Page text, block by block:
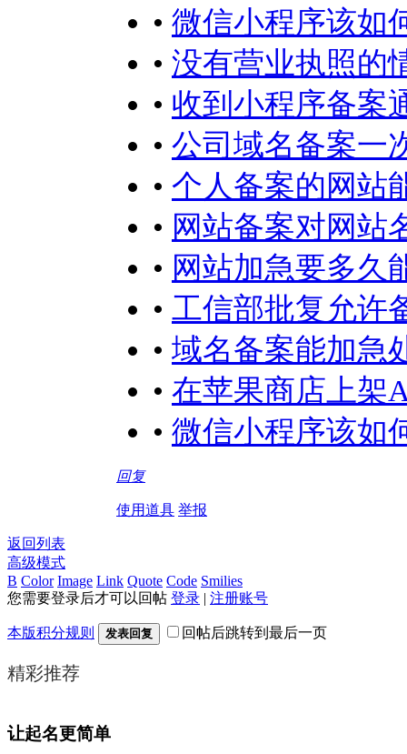
• 微信小程序该如
• 没有营业执照的
• 收到小程序备案
• 公司域名备案一
• 个人备案的网站
• 网站备案对网站
• 网站加急要多久
• 工信部批复允许
• 域名备案能加急
• 在苹果商店上架
• 微信小程序该如
回复
使用道具 举报
返回列表
高级模式
B Color Image Link Quote Code Smilies
您需要登录后才可以回帖 登录 | 注册账号
本版积分规则 发表回复 回帖后跳转到最后一页
精彩推荐
让起名更简单